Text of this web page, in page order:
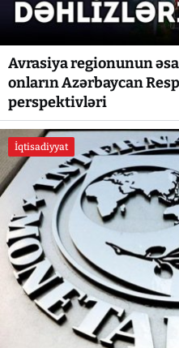
Avrasiya regionunun
onların Azərbaycan
perspektivləri
İqtisadiyyat